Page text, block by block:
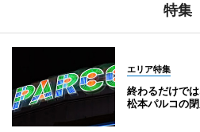
特集
エリア特集
終わるだけでは
松本パルコの